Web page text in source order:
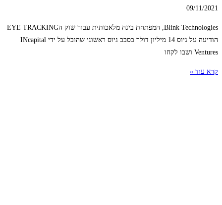
09/11/2021
Blink Technologies, המפתחת בינה מלאכותית עבור שוק הEYE TRACKING
הודיעה על גיוס 14 מיליון דולר בסבב גיוס ראשוני שהובל על ידי INcapital
Ventures ושבו לקחו
קרא עוד »